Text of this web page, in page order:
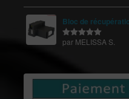
Bloc de
Note 5sur
par MELISSA S.